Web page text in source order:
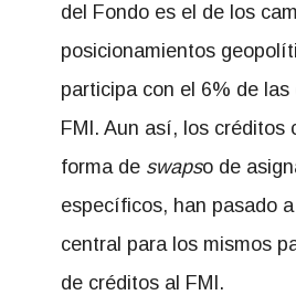
del Fondo es el de los
posicionamientos
participa con el 6% de las
FMI. Aun así, los créditos
forma de swapso de
específicos, han pasado
central para los mismos
de créditos al FMI.